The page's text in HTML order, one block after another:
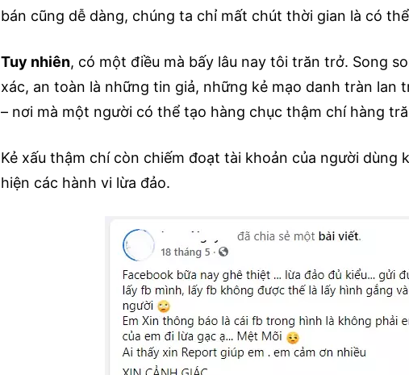
bán cũng dễ dàng, chúng ta chỉ mất chút thời gian là có
Tuy nhiên, có một điều mà bấy lâu nay tôi trăn trở. Song
xác, an toàn là những tin giả, những kẻ mạo danh tràn lan
– nơi mà một người có thể tạo hàng chục thậm chí hàng
Kẻ xấu thậm chí còn chiếm đoạt tài khoản của người dùng
hiện các hành vi lừa đảo.